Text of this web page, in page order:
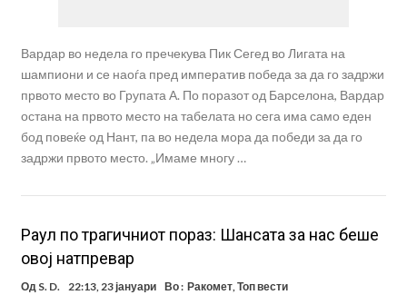
Вардар во недела го пречекува Пик Сегед во Лигата на
шампиони и се наоѓа пред императив победа за да го задржи
првото место во Групата А. По поразот од Барселона, Вардар
остана на првото место на табелата но сега има само еден
бод повеќе од Нант, па во недела мора да победи за да го
задржи првото место. „Имаме многу …
Раул по трагичниот пораз: Шансата за нас беше
овој натпревар
Од S. D. 22:13, 23 јануари Во : Ракомет,Топ вести